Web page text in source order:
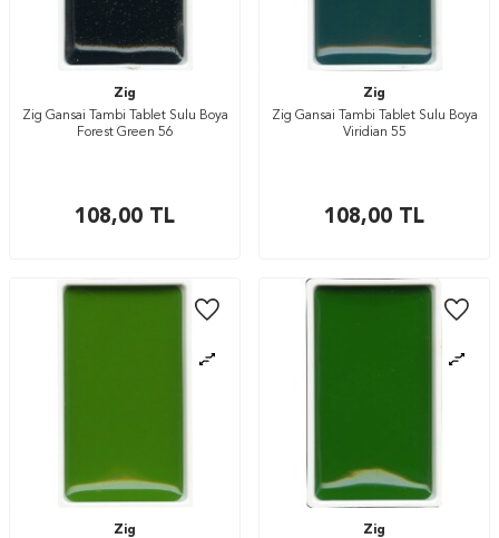
Zig
Zig Gansai Tambi Tablet Sulu Boya
Forest Green 56
108,00 TL
Zig
Zig Gansai Tambi Tablet Sulu Boya
Viridian 55
108,00 TL
Zig
Zig